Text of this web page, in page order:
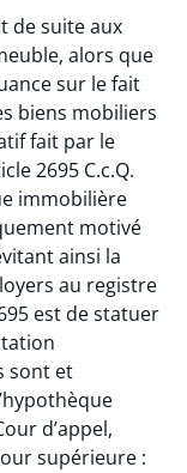
de suite aux
alors que
sur le fait
biens mobiliers
fait par le
2695 C.c.Q.
immobilière
motivé
ainsi la
au registre
est de statuer
sont et
d’appel,
supérieure :